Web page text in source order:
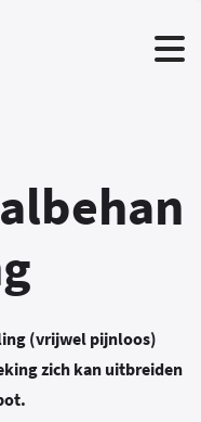
(vrijwel pijnloos)
zich kan uitbreiden